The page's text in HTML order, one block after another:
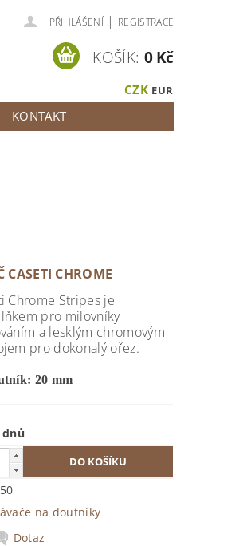
PŘIHLÁŠENÍ | REGISTRACE
CZK EUR
KOŠÍK: 0 Kč
KONTAKT
CASETI CHROME
Chrome Stripes je
pro milovníky
a lesklým chromovým
pro dokonalý ořez.
20 mm
dnů
na doutníky
Dotaz